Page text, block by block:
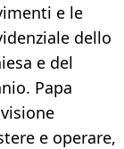
e le
dello
e del
Papa
e operare,